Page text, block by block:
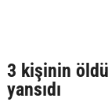
3 kişinin
yansıdı